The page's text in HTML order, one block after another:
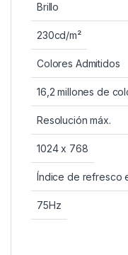
Brillo
230cd/m²
Colores Admitidos
16,2 millones de
Resolución máx.
1024 x 768
Índice de refresco
75Hz